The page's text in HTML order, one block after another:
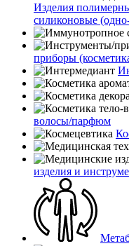
Изделия
силиконовые
приборы
волосы/парфюм
изделия и